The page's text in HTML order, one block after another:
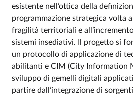
esistente nell’ottica della
programmazione strategica volta
fragilità territoriali e
sistemi insediativi. Il progetto si
un protocollo di applicazione di
abilitanti e CIM (City Information
sviluppo di gemelli digitali
partire dall’integrazione di